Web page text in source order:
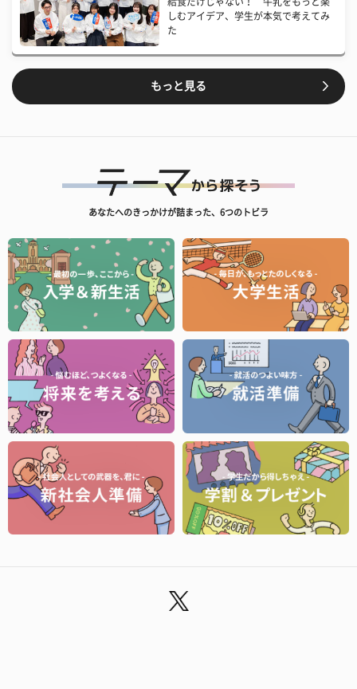
しむアイデア、学生が本気で考えてみ
た
もっと見る
あなたへのきっかけが詰まった、6つのトビラ